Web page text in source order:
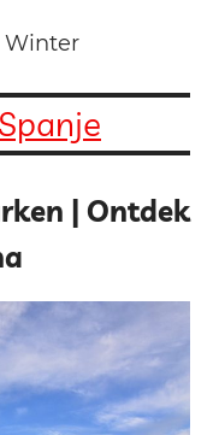
Winter
| Ontdek